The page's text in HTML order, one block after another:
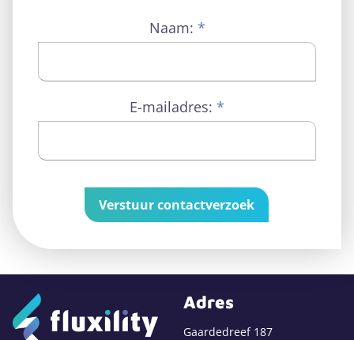
Naam: *
E-mailadres: *
Verstuur contactverzoek
Adres
Gaardedreef 187